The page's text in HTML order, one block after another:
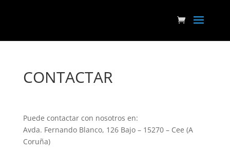
CONTACTAR
Puede contactar con nosotros en:
Avda. Fernando Blanco, 126 Bajo – 15270 – Cee (A
Coruña)